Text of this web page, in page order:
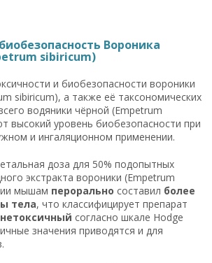
Вороника
sibiricum)
и биобезопасности вороники
sibiricum), а также её таксономических
водяники чёрной (Empetrum
высокий уровень биобезопасности при
и ингаляционном применении.
доза для 50% подопытных
экстракта вороники (Empetrum
мышам перорально составил более
тела, что классифицирует препарат
согласно шкале Hodge
значения приводятся и для